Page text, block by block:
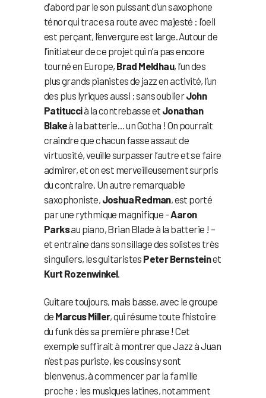
d’abord par le son puissant d’un saxophone
ténor qui trace sa route avec majesté : l’oeil
est perçant, l’envergure est large. Autour de
l’initiateur de ce projet qui n’a pas encore
tourné en Europe, Brad Meldhau, l’un des
plus grands pianistes de jazz en activité, l’un
des plus lyriques aussi ; sans oublierJohn
Patituccià la contrebasse et Jonathan
Blakeà la batterie… un Gotha ! On pourrait
craindre que chacun fasse assaut de
virtuosité, veuille surpasser l’autre et se faire
admirer, et on est merveilleusement surpris
du contraire. Un autre remarquable
saxophoniste, Joshua Redman, est porté
par une rythmique magnifique –Aaron
Parksau piano, Brian Blade à la batterie ! –
et entraine dans son sillage des solistes très
singuliers, les guitaristes Peter Bernsteinet
Kurt Rozenwinkel.
Guitare toujours, mais basse, avec le groupe
de Marcus Miller, qui résume toute l’histoire
du funk dès sa première phrase ! Cet
exemple suffirait à montrer que Jazz à Juan
n’est pas puriste, les cousins y sont
bienvenus, à commencer par la famille
proche : les musiques latines, notamment